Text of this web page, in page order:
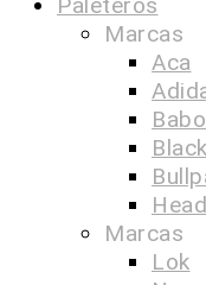
Marcas
Aca
Head
Marcas
Lok